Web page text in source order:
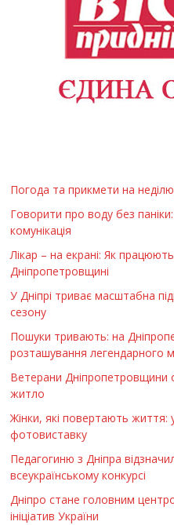
Погода та прикмети на
Говорити про воду без
комунікація
Лікар – на екрані: Як
Дніпропетровщині
У Дніпрі триває масштабна
сезону
Пошуки тривають: на
розташування легендарного
Ветерани
житло
Жінки, які повертають життя:
фотовиставку
Педагогиню з Дніпра
всеукраїнському конкурсі
Дніпро стане головним
ініціатив України